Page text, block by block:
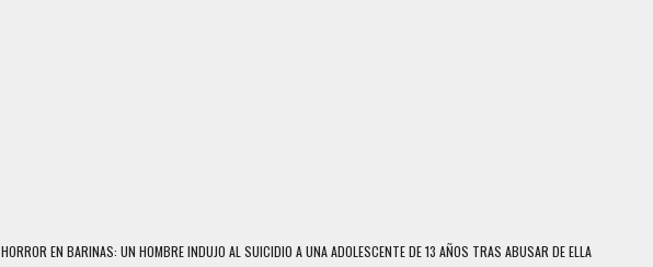
HORROR EN BARINAS: UN HOMBRE INDUJO AL SUICIDIO A UNA ADOLESCENTE DE 13 AÑOS TRAS ABUSAR DE ELLA